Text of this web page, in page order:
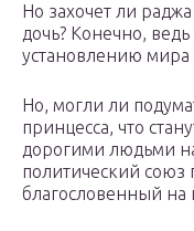
Но захочет ли
дочь? Конечно,
установлению
Но, могли ли
принцесса, что
дорогими людьми
политический союз
благословенный на